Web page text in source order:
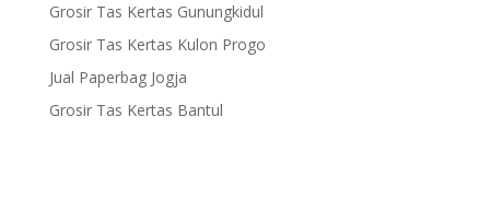
Grosir Tas Kertas Gunungkidul
Grosir Tas Kertas Kulon Progo
Jual Paperbag Jogja
Grosir Tas Kertas Bantul